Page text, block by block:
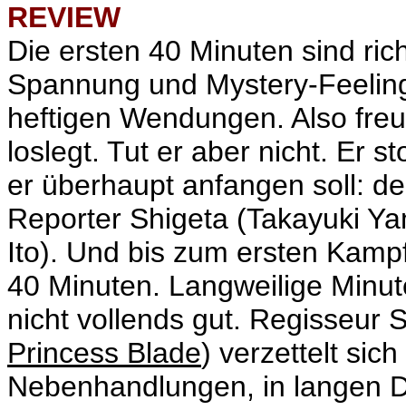
REVIEW
Die ersten 40 Minuten sind
Spannung und Mystery-
heftigen Wendungen. Also
loslegt. Tut er aber nicht. Er
er überhaupt anfangen soll:
Reporter Shigeta (Takayuki
Ito). Und bis zum ersten
40 Minuten. Langweilige
nicht vollends gut. Regisseur
Princess Blade) verzettelt
Nebenhandlungen, in langen